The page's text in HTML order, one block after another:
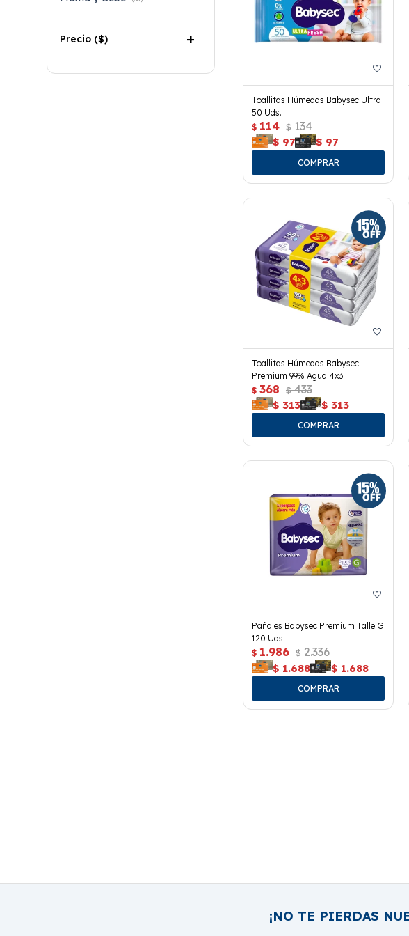
Toallitas Húmedas Babysec Ultra
50 Uds.
$ 114 $ 134
$ 97 $ 97
Toallitas Húmedas Babysec
Premium 99% Agua 4x3
$ 368 $ 433
$ 313 $ 313
Pañales Babysec Premium Talle G
120 Uds.
$ 1.986 $ 2.336
$ 1.688 $ 1.688
Precio ($)
¡NO TE PIERDAS